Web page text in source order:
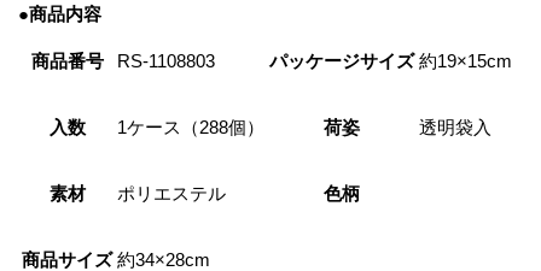
●商品内容
商品番号 RS-1108803 パッケージサイズ 約19×15cm
入数 1ケース（288個） 荷姿 透明袋入
素材 ポリエステル 色柄
商品サイズ 約34×28cm